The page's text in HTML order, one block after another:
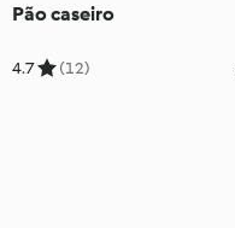
Pão caseiro
4.7 (12)